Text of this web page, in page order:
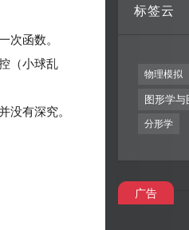
函数。
（小球乱
有深究。
标签云
物理模拟
图形学与
分形学
广告